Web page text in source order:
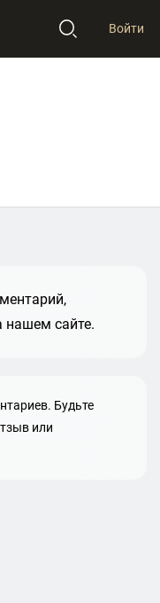
Войти
нашем сайте.
Будьте
или